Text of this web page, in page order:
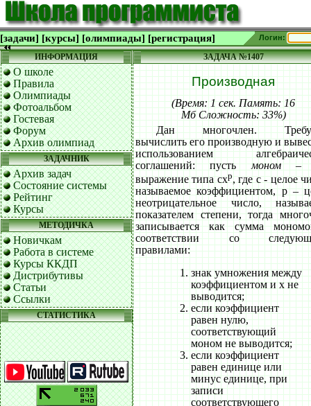
[задачи] [курсы] [олимпиады] [регистрация] Логин:
ИНФОРМАЦИЯ
О школе
Правила
Олимпиады
Фотоальбом
Гостевая
Форум
Архив олимпиад
ЗАДАЧНИК
Архив задач
Состояние системы
Рейтинг
Курсы
МЕТОДИЧКА
Новичкам
Работа в системе
Курсы ККДП
Дистрибутивы
Статьи
Ссылки
СТАТИСТИКА
ЗАДАЧА №1407
Производная
(Время: 1 сек. Память: 16
Мб Сложность: 33%)
Дан многочлен.
вычислить его производную и
использованием
соглашений: пустьмоном–
выражение типа cxp, где c - целое
называемое коэффициентом, p –
неотрицательное число,
показателем степени, тогда
записывается как сумма
соответствии со
правилами:
знак умножения между
коэффициентом и x не
выводится;
если коэффициент
равен нулю,
соответствующий
моном не выводится;
если коэффициент
равен единице или
минус единице, при
записи
соответствующего